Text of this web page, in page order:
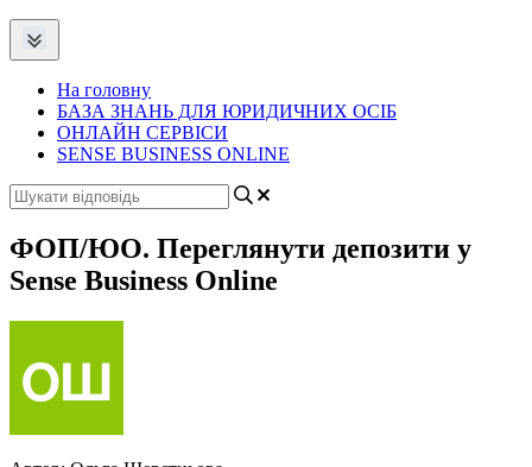
На головну
БАЗА ЗНАНЬ ДЛЯ ЮРИДИЧНИХ ОСІБ
ОНЛАЙН СЕРВІСИ
SENSE BUSINESS ONLINE
ФОП/ЮО. Переглянути депозити у
Sense Business Online